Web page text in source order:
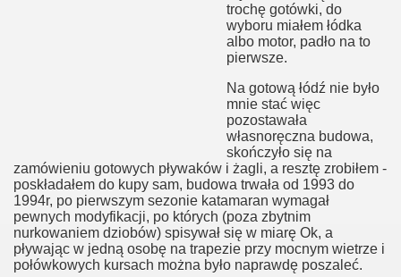
trochę gotówki, do
wyboru miałem łódka
albo motor, padło na to
pierwsze.
Na gotową łódź nie było
mnie stać więc
pozostawała
własnoręczna budowa,
skończyło się na
zamówieniu gotowych pływaków i żagli, a resztę zrobiłem -
poskładałem do kupy sam, budowa trwała od 1993 do
1994r, po pierwszym sezonie katamaran wymagał
pewnych modyfikacji, po których (poza zbytnim
nurkowaniem dziobów) spisywał się w miarę Ok, a
pływając w jedną osobę na trapezie przy mocnym wietrze i
połówkowych kursach można było naprawdę poszaleć.